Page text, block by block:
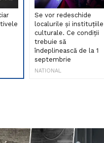
Se vor redeschide
localurile și instituțiile
culturale. Ce condiții
trebuie să
îndeplinească de la 1
septembrie
NATIONAL